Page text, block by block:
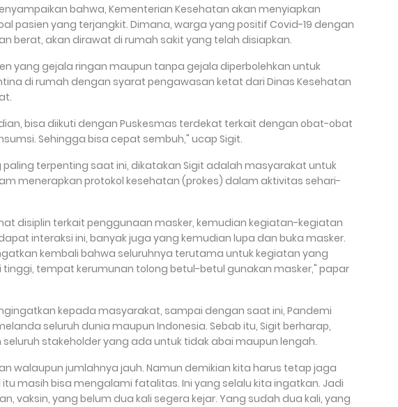
bahwa, Kementerian Kesehatan akan menyiapkan
pasien yang terjangkit. Dimana, warga yang positif Covid-19 dengan
berat, akan dirawat di rumah sakit yang telah disiapkan.
yang gejala ringan maupun tanpa gejala diperbolehkan untuk
di rumah dengan syarat pengawasan ketat dari Dinas Kesehatan
bisa diikuti dengan Puskesmas terdekat terkait dengan obat-obat
Sehingga bisa cepat sembuh," ucap Sigit.
terpenting saat ini, dikatakan Sigit adalah masyarakat untuk
menerapkan protokol kesehatan (prokes) dalam aktivitas sehari-
disiplin terkait penggunaan masker, kemudian kegiatan-kegiatan
interaksi ini, banyak juga yang kemudian lupa dan buka masker.
kembali bahwa seluruhnya terutama untuk kegiatan yang
tinggi, tempat kerumunan tolong betul-betul gunakan masker," papar
kepada masyarakat, sampai dengan saat ini, Pandemi
seluruh dunia maupun Indonesia. Sebab itu, Sigit berharap,
stakeholder yang ada untuk tidak abai maupun lengah.
walaupun jumlahnya jauh. Namun demikian kita harus tetap jaga
masih bisa mengalami fatalitas. Ini yang selalu kita ingatkan. Jadi
vaksin, yang belum dua kali segera kejar. Yang sudah dua kali, yang